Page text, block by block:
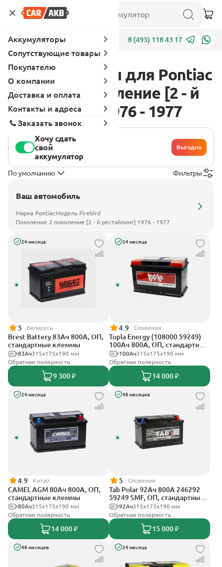
Адреса 8 (495) 118 43 17
Аккумуляторы для Pontiac
Firebird 2 поколение [2 - й
рестайлинг] 1976 - 1977
Хочу сдать
свой
аккумулятор
Выгодно
По умолчанию Фильтры
Ваш автомобиль
Марка PontiacМодель Firebird
Поколение 2 поколение [2 - й рестайлинг] 1976 - 1977
24 месяца
5 Беларусь
Brest Battery 83Ач 800А, ОП,
стандартные клеммы
315x175x190 мм
83Ач
Обратная полярность
9 300 ₽
24 месяца
4.9 Словения
Topla Energy (108000 59249)
100Ач 800А, ОП, стандартные
клеммы315x175x190 мм
100Ач
Обратная полярность
14 000 ₽
24 месяца
4.9 Китай
CAMEL AGM 80Ач 800А, ОП,
стандартные клеммы
315x175x190 мм
80Ач
Обратная полярность
14 000 ₽
48 месяцев
5 Словения
Tab Polar 92Ач 800А 246292
59249 SMF, ОП, стандартные
клеммы315x175x190 мм
92Ач
Обратная полярность
15 000 ₽
48 месяцев 24 месяца
Аккумуляторы
Сопутствующие товары
Покупателю
О компании
Доставка и оплата
Контакты и адреса
Заказать звонок